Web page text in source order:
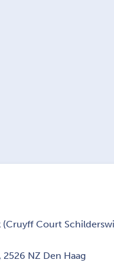
(Cruyff Court
2526 NZ Den Haag